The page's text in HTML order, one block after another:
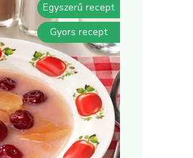
Egyszerű recept
Gyors recept